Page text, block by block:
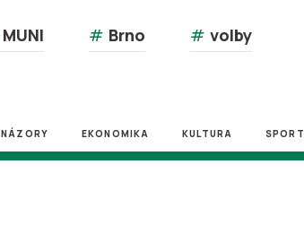
MUNI # Brno # volby
NÁZORY EKONOMIKA KULTURA SPORT